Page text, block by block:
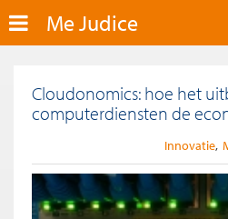
Me Judice
Cloudonomics: hoe het
computerdiensten de
Innovatie